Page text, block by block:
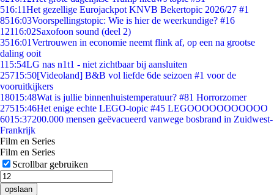
516:11Het gezellige Eurojackpot KNVB Bekertopic 2026/27 #1
8516:03Voorspellingstopic: Wie is hier de weerkundige? #16
12116:02Saxofoon sound (deel 2)
3516:01Vertrouwen in economie neemt flink af, op een na grootse
daling ooit
115:54LG nas n1t1 - niet zichtbaar bij aansluiten
25715:50[Videoland] B&B vol liefde 6de seizoen #1 voor de
vooruitkijkers
18015:48Wat is jullie binnenhuistemperatuur? #81 Horrorzomer
27515:46Het enige echte LEGO-topic #45 LEGOOOOOOOOOOO
6015:37200.000 mensen geëvacueerd vanwege bosbrand in Zuidwest-
Frankrijk
Film en Series
Film en Series
Scrollbar gebruiken
opslaan